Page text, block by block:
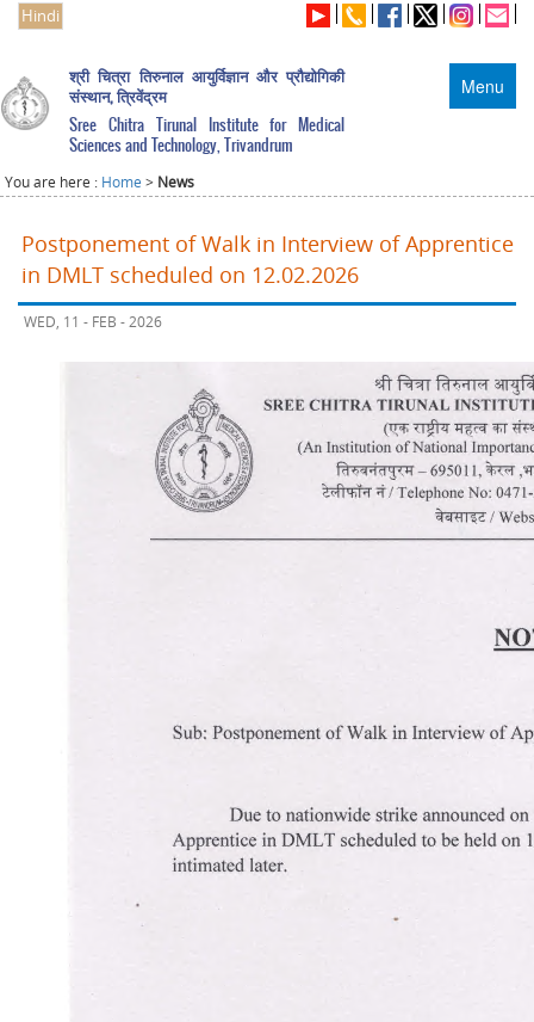
Hindi
Menu
श्री चित्रा तिरुनाल आयुर्विज्ञान और प्रौद्योगिकी
संस्थान, त्रिवेंद्रम
Sree Chitra Tirunal Institute for Medical
Sciences and Technology, Trivandrum
You are here : Home > News
Postponement of Walk in Interview of Apprentice
in DMLT scheduled on 12.02.2026
WED, 11 - FEB - 2026